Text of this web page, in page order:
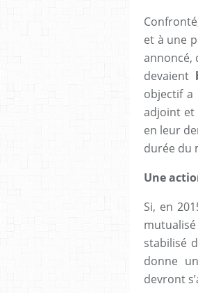
et à une
annoncé,
devaient
objectif
adjoint et
en leur
durée du
Une
Si, en
stabilisé
donne
devront